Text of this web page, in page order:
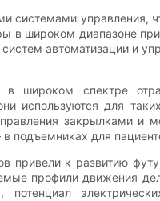
системами управления,
в широком диапазоне
автоматизации и
в широком спектре
используются для
закрылками и
подъемниках для
к развитию
профили движения